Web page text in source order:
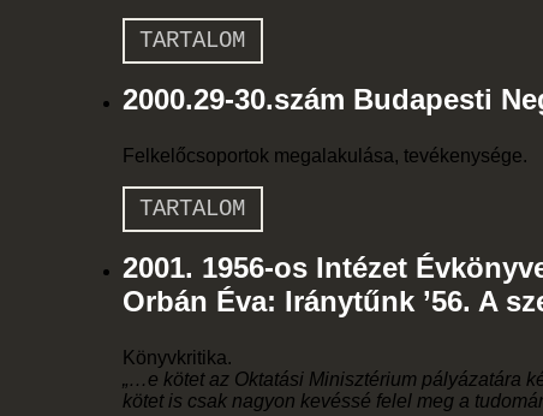
TARTALOM
2000.29-30.szám Budapesti
Felkelőcsoportok megalakulása, tevékenysége.
TARTALOM
2001. 1956-os Intézet
Orbán Éva: Iránytűnk ’56. A
Könyvkritika.
„…e kötet az Oktatási Minisztérium pályázatára
kötet is csak nagyon kevéssé felel meg a